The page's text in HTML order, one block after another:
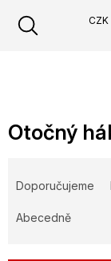
obsah
CZK
Otočný
e
Doporučujeme
Abecedně